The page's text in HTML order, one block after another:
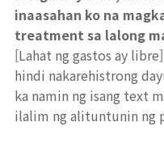
inaasahan ko na
treatment sa lalong
[Lahat ng gastos ay
hindi nakarehistrong
ka namin ng isang text
ilalim ng alituntunin ng